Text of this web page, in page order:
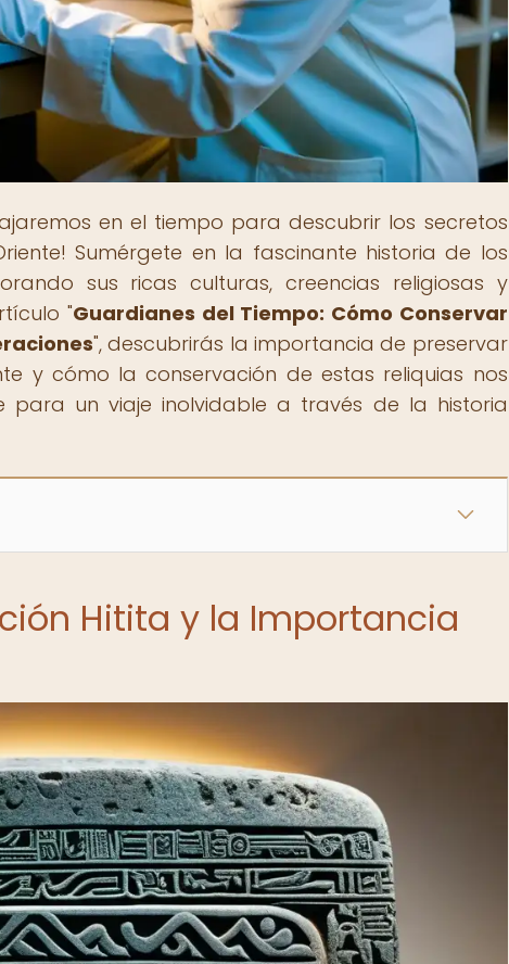
en el tiempo para descubrir los secretos
Sumérgete en la fascinante historia de los
sus ricas culturas, creencias religiosas y
"Guardianes del Tiempo: Cómo Conservar
", descubrirás la importancia de preservar
y cómo la conservación de estas reliquias nos
para un viaje inolvidable a través de la historia
Hitita y la Importancia